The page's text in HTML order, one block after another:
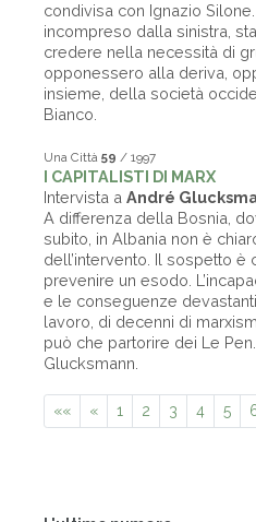
condivisa con Ignazio
incompreso dalla sinistra,
credere nella necessità di
opponessero alla deriva,
insieme, della società
Bianco.
Una Città 59 / 1997
I CAPITALISTI DI MARX
Intervista a André
A differenza della Bosnia,
subito, in Albania non è
dell’intervento. Il sospetto è
prevenire un esodo.
e le conseguenze
lavoro, di decenni di
può che partorire dei Le
Glucksmann.
«« « 1 2 3 4 5